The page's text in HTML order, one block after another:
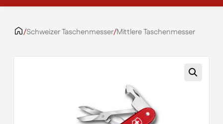
/Schweizer Taschenmesser/Mittlere Taschenmesser